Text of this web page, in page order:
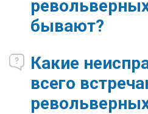
бывают?
Какие
всего